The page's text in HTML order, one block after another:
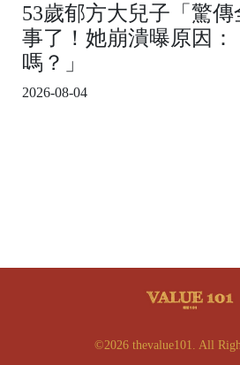
53歲郁方大兒子「驚
事了！她崩潰曝原因：
嗎？」
2026-08-04
©2026 thevalue101. All